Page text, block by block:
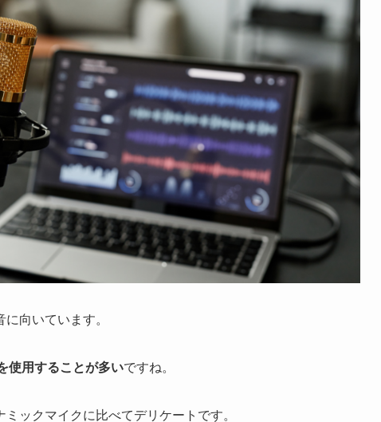
向いています。
使用することが多いですね。
ックマイクに比べてデリケートです。